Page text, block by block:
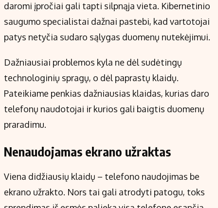
daromi įpročiai gali tapti silpnąja vieta. Kibernetinio
saugumo specialistai dažnai pastebi, kad vartotojai
patys netyčia sudaro sąlygas duomenų nutekėjimui.
Dažniausiai problemos kyla ne dėl sudėtingų
technologinių spragų, o dėl paprastų klaidų.
Pateikiame penkias dažniausias klaidas, kurias daro
telefonų naudotojai ir kurios gali baigtis duomenų
praradimu.
Nenaudojamas ekrano užraktas
Viena didžiausių klaidų – telefono naudojimas be
ekrano užrakto. Nors tai gali atrodyti patogu, toks